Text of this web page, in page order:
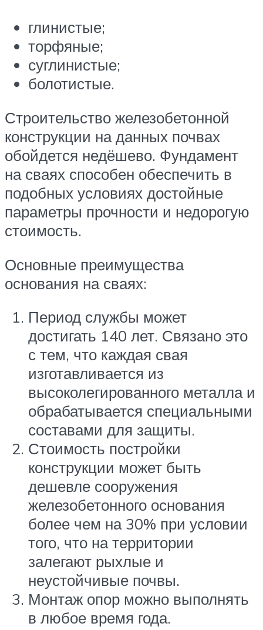
глинистые;
торфяные;
суглинистые;
болотистые.
Строительство железобетонной
конструкции на данных почвах
обойдется недёшево. Фундамент
на сваях способен обеспечить в
подобных условиях достойные
параметры прочности и недорогую
стоимость.
Основные преимущества
основания на сваях:
Период службы может
достигать 140 лет. Связано это
с тем, что каждая свая
изготавливается из
высоколегированного металла и
обрабатывается специальными
составами для защиты.
Стоимость постройки
конструкции может быть
дешевле сооружения
железобетонного основания
более чем на 30% при условии
того, что на территории
залегают рыхлые и
неустойчивые почвы.
Монтаж опор можно выполнять
в любое время года.